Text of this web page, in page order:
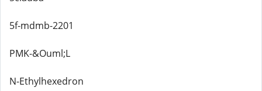
5f-mdmb-2201
PMK-&Ouml;L
N-Ethylhexedron